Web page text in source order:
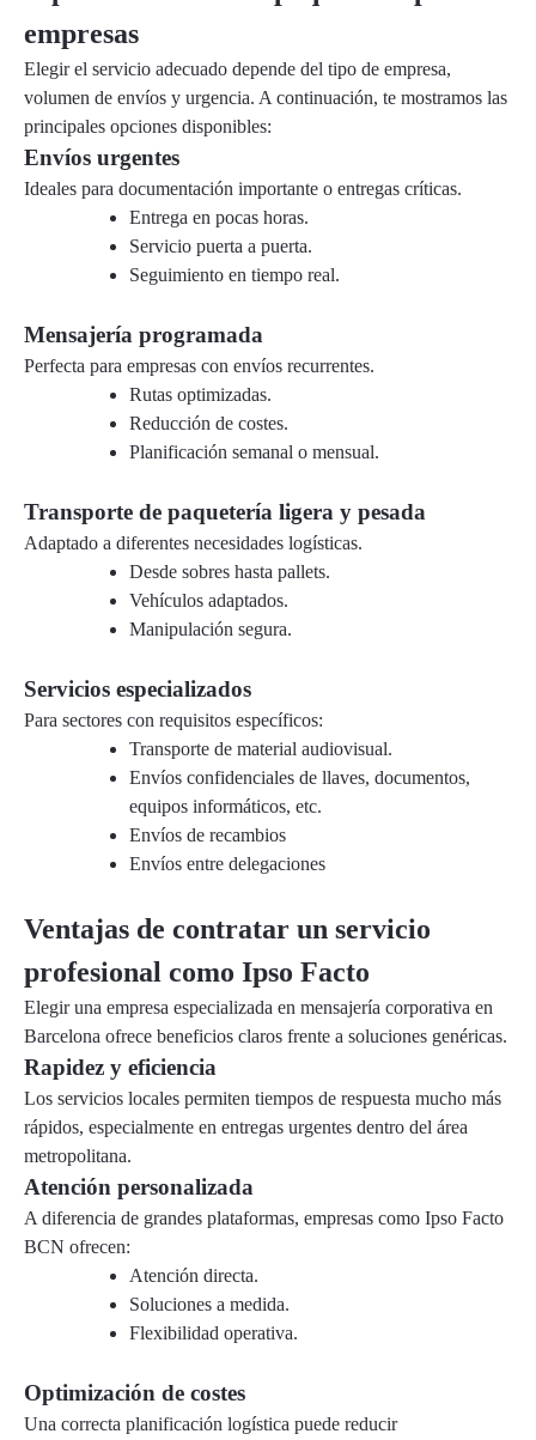
empresas
Elegir el servicio adecuado depende del tipo de empresa,
volumen de envíos y urgencia. A continuación, te mostramos las
principales opciones disponibles:
Envíos urgentes
Ideales para documentación importante o entregas críticas.
Entrega en pocas horas.
Servicio puerta a puerta.
Seguimiento en tiempo real.
Mensajería programada
Perfecta para empresas con envíos recurrentes.
Rutas optimizadas.
Reducción de costes.
Planificación semanal o mensual.
Transporte de paquetería ligera y pesada
Adaptado a diferentes necesidades logísticas.
Desde sobres hasta pallets.
Vehículos adaptados.
Manipulación segura.
Servicios especializados
Para sectores con requisitos específicos:
Transporte de material audiovisual.
Envíos confidenciales de llaves, documentos,
equipos informáticos, etc.
Envíos de recambios
Envíos entre delegaciones
Ventajas de contratar un servicio
profesional como Ipso Facto
Elegir una empresa especializada en mensajería corporativa en
Barcelona ofrece beneficios claros frente a soluciones genéricas.
Rapidez y eficiencia
Los servicios locales permiten tiempos de respuesta mucho más
rápidos, especialmente en entregas urgentes dentro del área
metropolitana.
Atención personalizada
A diferencia de grandes plataformas, empresas como Ipso Facto
BCN ofrecen:
Atención directa.
Soluciones a medida.
Flexibilidad operativa.
Optimización de costes
Una correcta planificación logística puede reducir